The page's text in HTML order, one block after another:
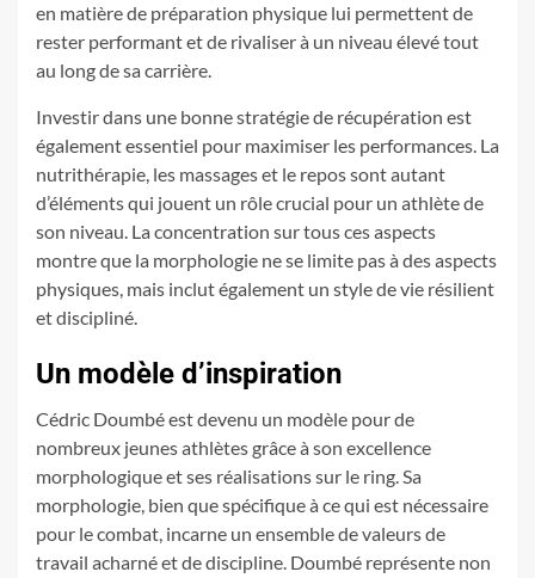
en matière de préparation physique lui permettent de
rester performant et de rivaliser à un niveau élevé tout
au long de sa carrière.
Investir dans une bonne stratégie de récupération est
également essentiel pour maximiser les performances. La
nutrithérapie, les massages et le repos sont autant
d’éléments qui jouent un rôle crucial pour un athlète de
son niveau. La concentration sur tous ces aspects
montre que la morphologie ne se limite pas à des aspects
physiques, mais inclut également un style de vie résilient
et discipliné.
Un modèle d’inspiration
Cédric Doumbé est devenu un modèle pour de
nombreux jeunes athlètes grâce à son excellence
morphologique et ses réalisations sur le ring. Sa
morphologie, bien que spécifique à ce qui est nécessaire
pour le combat, incarne un ensemble de valeurs de
travail acharné et de discipline. Doumbé représente non